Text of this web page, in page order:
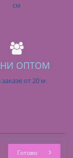
см
ОПТОМ
от 20 м
Готово